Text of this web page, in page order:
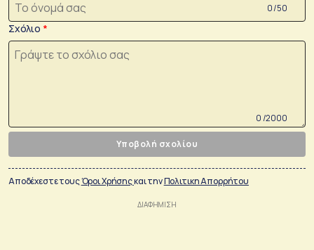
0 /50
Σχόλιο
0 /2000
Υποβολή σχολίου
Αποδέχεστε τουςΌροι Χρήσηςκαι τηνΠολιτικη Απορρήτου